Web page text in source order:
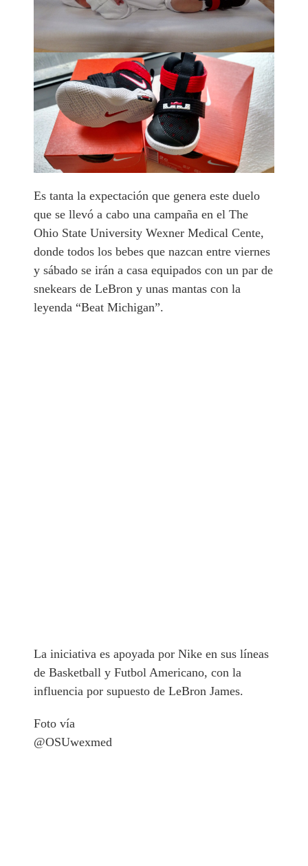
Es tanta la expectación que genera este duelo
que se llevó a cabo una campaña en el The
Ohio State University Wexner Medical Cente,
donde todos los bebes que nazcan entre viernes
y sábado se irán a casa equipados con un par de
snekears de LeBron y unas mantas con la
leyenda “Beat Michigan”.
La iniciativa es apoyada por Nike en sus líneas
de Basketball y Futbol Americano, con la
influencia por supuesto de LeBron James.
Foto vía
@OSUwexmed